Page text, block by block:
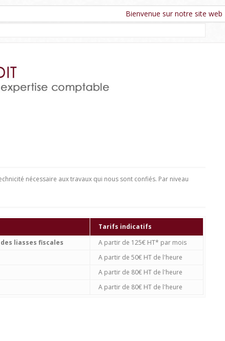
Bienvenue sur notre site web
nécessaire aux travaux qui nous sont confiés. Par niveau
Tarifs indicatifs
liasses fiscales
A partir de 125€ HT* par mois
A partir de 50€ HT de l'heure
A partir de 80€ HT de l'heure
A partir de 80€ HT de l'heure